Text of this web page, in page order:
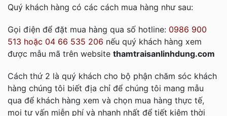
Quý khách hàng có các cách mua hàng như sau:
Gọi điện để đặt mua hàng qua số hotline: 0986 900
513 hoặc 04 66 535 206 nếu quý khách hàng xem
được mẫu mã trên website thamtraisanlinhdung.com
Cách thứ 2 là quý khách cho bộ phận chăm sóc khách
hàng chúng tôi biết địa chỉ để chúng tôi mang mẫu
qua để khách hàng xem và chọn mua hàng thực tế,
mọi tư vấn miễn phí và nhanh nhất để tiết kiệm thời